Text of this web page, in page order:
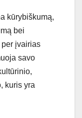
kūrybiškumą,
bei
per įvairias
savo
kuris yra